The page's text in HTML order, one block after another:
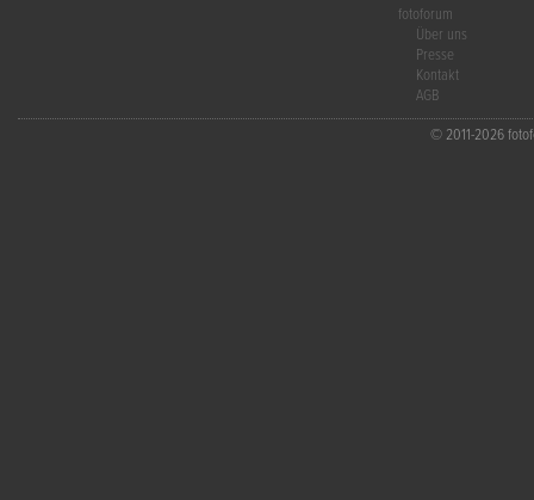
fotoforum
Über uns
Presse
Kontakt
AGB
© 2011-2026